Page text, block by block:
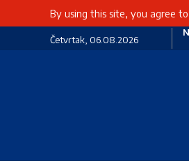
By using this site, you agree
Četvrtak, 06.08.2026